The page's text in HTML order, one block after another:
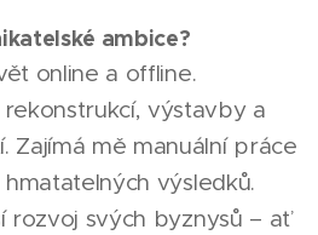
ambice?
online a offline.
výstavby a
Zajímá mě manuální práce
výsledků.
rozvoj svých byznysů – ať